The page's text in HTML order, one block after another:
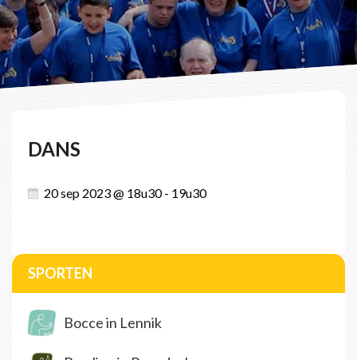
DANS
20 sep 2023 @ 18u30 - 19u30
SPORTEN
Bocce in Lennik